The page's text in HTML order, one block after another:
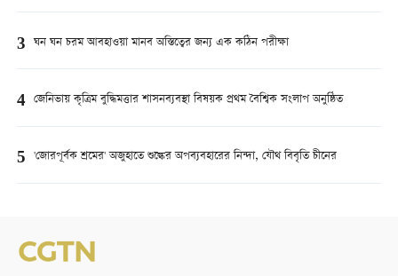
3 ঘন ঘন চরম আবহাওয়া মানব অস্তিত্বের জন্য এক কঠিন পরীক্ষা
4 জেনিভায় কৃত্রিম বুদ্ধিমত্তার শাসনব্যবস্থা বিষয়ক প্রথম বৈশ্বিক সংলাপ অনুষ্ঠিত
5 'জোরপূর্বক শ্রমের' অজুহাতে শুল্কের অপব্যবহারের নিন্দা, যৌথ বিবৃতি চীনের